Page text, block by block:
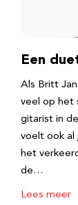
Een
Als Britt
veel op het
gitarist in
voelt ook al
het
de…
Lees meer